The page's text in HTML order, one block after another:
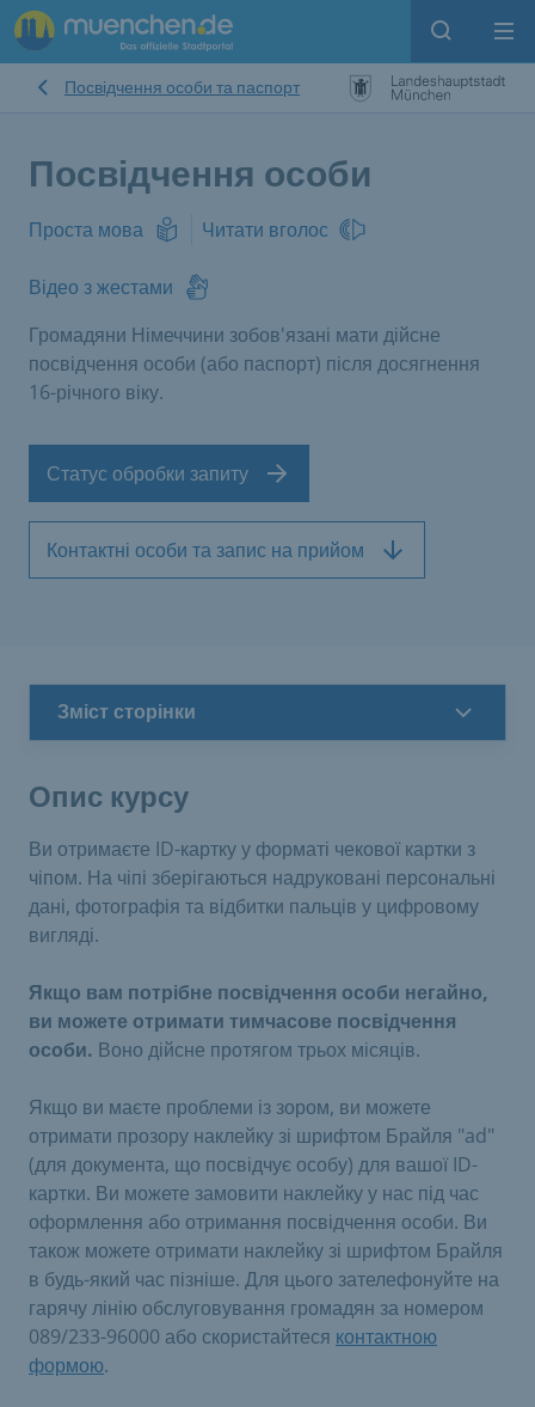
Open
Посвідчення особи та паспорт
Посвідчення особи
Проста мова Читати вголос
Відео з жестами
Громадяни Німеччини зобов'язані мати дійсне
посвідчення особи (або паспорт) після досягнення
16-річного віку.
Статус обробки запиту
Контактні особи та запис на прийом
Зміст сторінки
Опис курсу
Ви отримаєте ID-картку у форматі чекової картки з
чіпом. На чіпі зберігаються надруковані персональні
дані, фотографія та відбитки пальців у цифровому
вигляді.
Якщо вам потрібне посвідчення особи негайно,
ви можете отримати тимчасове посвідчення
особи. Воно дійсне протягом трьох місяців.
Якщо ви маєте проблеми із зором, ви можете
отримати прозору наклейку зі шрифтом Брайля "ad"
(для документа, що посвідчує особу) для вашої ID-
картки. Ви можете замовити наклейку у нас під час
оформлення або отримання посвідчення особи. Ви
також можете отримати наклейку зі шрифтом Брайля
в будь-який час пізніше. Для цього зателефонуйте на
гарячу лінію обслуговування громадян за номером
089/233-96000 або скористайтеся контактною
формою.